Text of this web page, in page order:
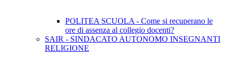
POLITEA SCUOLA - Come si recuperano le
ore di assenza al collegio docenti?
SAIR - SINDACATO AUTONOMO INSEGNANTI
RELIGIONE